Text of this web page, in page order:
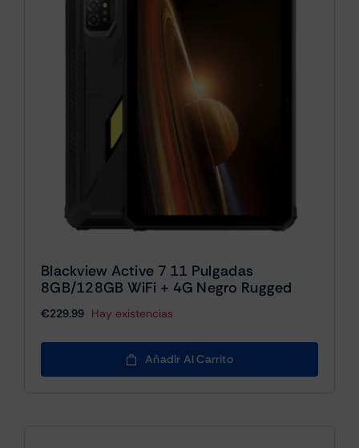
Blackview Active 7 11 Pulgadas
8GB/128GB WiFi + 4G Negro Rugged
€229.99 Hay existencias
Añadir Al Carrito